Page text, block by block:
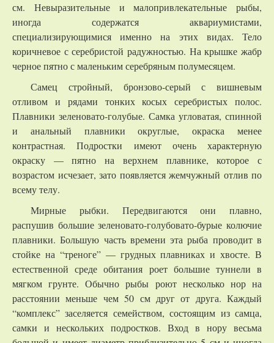
см. Невыразительные и малопривлекательные рыбы,
иногда содержатся аквариумистами,
специализирующимися именно на этих видах. Тело
коричневое с серебристой радужностью. На крышке жабр
черное пятно с маленьким серебряным полумесяцем.
Самец стройный, бронзово-серый с вишневым
отливом и рядами тонких косых серебристых полос.
Плавники зеленовато-голубые. Самка угловатая, спинной
и анальный плавники округлые, окраска менее
контрастная. Подростки имеют очень характерную
окраску — пятно на верхнем плавнике, которое с
возрастом исчезает, зато появляется жемчужный отлив по
всему телу.
Мирные рыбки. Передвигаются они плавно,
распушив большие зеленовато-голубовато-бурые колючие
плавники. Большую часть времени эта рыба проводит в
стойке на “треноге” — грудных плавниках и хвосте. В
естественной среде обитания роет большие туннели в
мягком грунте. Обычно рыбы роют несколько нор на
расстоянии меньше чем 50 см друг от друга. Каждый
“комплекс” заселяется семейством, состоящим из самца,
самки и нескольких подростков. Вход в нору весьма